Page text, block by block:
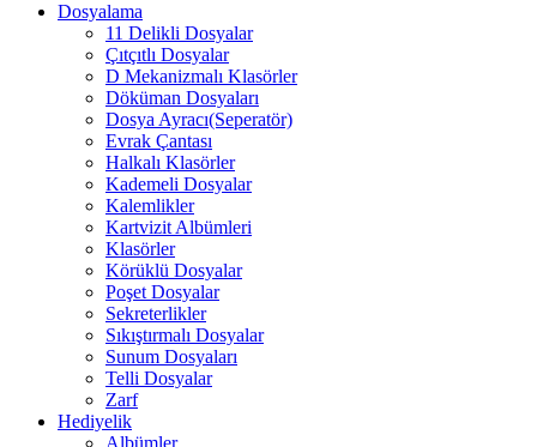
Dosyalama
11 Delikli Dosyalar
Çıtçıtlı Dosyalar
D Mekanizmalı Klasörler
Döküman Dosyaları
Dosya Ayracı(Seperatör)
Evrak Çantası
Halkalı Klasörler
Kademeli Dosyalar
Kalemlikler
Kartvizit Albümleri
Klasörler
Körüklü Dosyalar
Poşet Dosyalar
Sekreterlikler
Sıkıştırmalı Dosyalar
Sunum Dosyaları
Telli Dosyalar
Zarf
Hediyelik
Albümler